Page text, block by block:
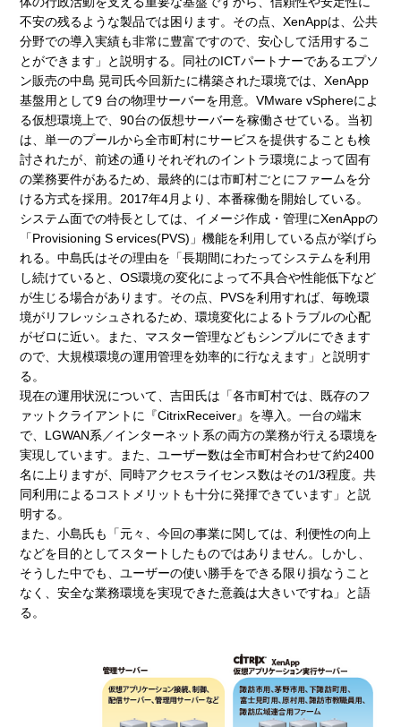
不安の残るような製品では困ります。その点、XenAppは、公共
分野での導入実績も非常に豊富ですので、安心して活用するこ
とができます」と説明する。同社のICTパートナーであるエプソ
ン販売の中島 晃司氏今回新たに構築された環境では、XenApp
基盤用として9 台の物理サーバーを用意。VMware vSphereによ
る仮想環境上で、90台の仮想サーバーを稼働させている。当初
は、単一のプールから全市町村にサービスを提供することも検
討されたが、前述の通りそれぞれのイントラ環境によって固有
の業務要件があるため、最終的には市町村ごとにファームを分
ける方式を採用。2017年4月より、本番稼働を開始している。
システム面での特長としては、イメージ作成・管理にXenAppの
「Provisioning S ervices(PVS)」機能を利用している点が挙げら
れる。中島氏はその理由を「長期間にわたってシステムを利用
し続けていると、OS環境の変化によって不具合や性能低下など
が生じる場合があります。その点、PVSを利用すれば、毎晩環
境がリフレッシュされるため、環境変化によるトラブルの心配
がゼロに近い。また、マスター管理などもシンプルにできます
ので、大規模環境の運用管理を効率的に行なえます」と説明す
る。
現在の運用状況について、吉田氏は「各市町村では、既存のフ
ァットクライアントに『CitrixReceiver』を導入。一台の端末
で、LGWAN系／インターネット系の両方の業務が行える環境を
実現しています。また、ユーザー数は全市町村合わせて約2400
名に上りますが、同時アクセスライセンス数はその1/3程度。共
同利用によるコストメリットも十分に発揮できています」と説
明する。
また、小島氏も「元々、今回の事業に関しては、利便性の向上
などを目的としてスタートしたものではありません。しかし、
そうした中でも、ユーザーの使い勝手をできる限り損なうこと
なく、安全な業務環境を実現できた意義は大きいですね」と語
る。